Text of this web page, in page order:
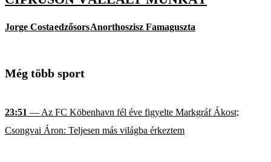
Jorge CostaedzősorsAnorthoszisz Famaguszta
Még több sport
23:51 — Az FC Köbenhavn fél éve figyelte Markgráf Ákost;
Csongvai Áron: Teljesen más világba érkeztem